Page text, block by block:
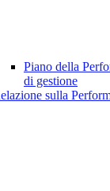
Piano della
di gestione
sulla